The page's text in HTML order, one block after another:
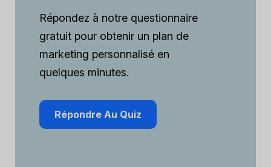
Répondez à notre questionnaire
gratuit pour obtenir un plan de
marketing personnalisé en
quelques minutes.
Répondre Au Quiz